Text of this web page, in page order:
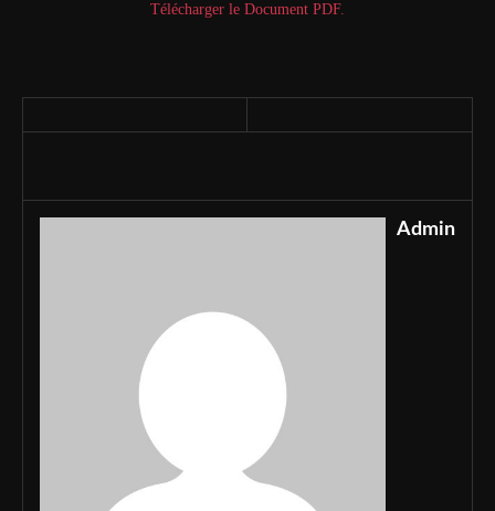
Télécharger le Document PDF.
Admin